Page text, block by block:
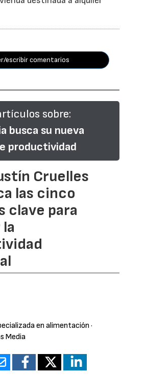
escribir comentarios
sobre:
busca su nueva
productividad
Cruelles
las cinco
clave para
en alimentación ·
Media